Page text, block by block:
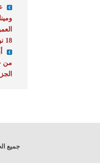
ومينا
أبو
من حلم
جميع